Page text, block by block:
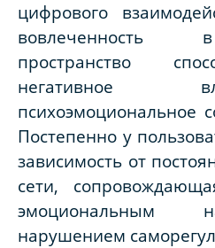
цифрового
вовлеченность
пространство
негативное
психоэмоциональное
Постепенно у
зависимость от
сети,
эмоциональным
нарушением